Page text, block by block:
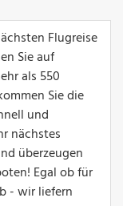
Flugreise
Sie auf
als 550
Sie die
und
nächstes
überzeugen
Egal ob für
- wir liefern